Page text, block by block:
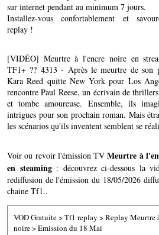
sur internet pendant au minimum 7 jours.
Installez-vous confortablement et
replay !
[VIDÉO] Meurtre à l'encre noire en
TF1+ ?? 4313 - Après le meurtre de son
Kara Reed quitte New York pour Los
rencontre Paul Reese, un écrivain de thrillers
et tombe amoureuse. Ensemble, ils
intrigues pour son prochain roman. Mais
les scénarios qu'ils inventent semblent se
Voir ou revoir l'émission TVMeurtre à
en steaming: découvrez ci-dessous la
rediffusion de l'émission du 18/05/2026
chaine Tf1..
VOD Gratuite>Tf1 replay >Replay Meurtre
noire>Emission du 18 Mai